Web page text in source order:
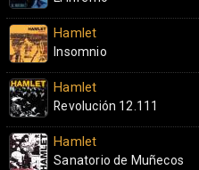
Hamlet
Insomnio
Hamlet
Revolución 12.111
Hamlet
Sanatorio de Muñecos